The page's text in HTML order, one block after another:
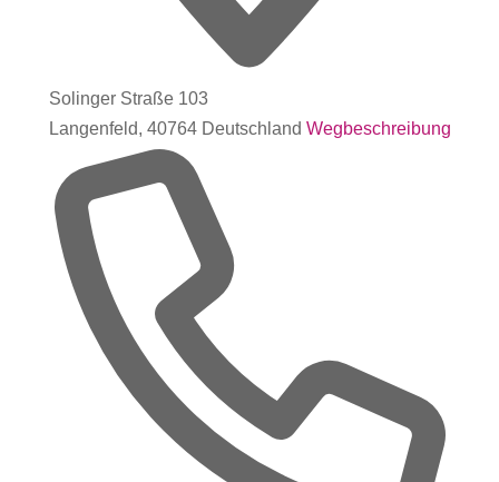
Solinger Straße 103
Langenfeld, 40764 Deutschland Wegbeschreibung